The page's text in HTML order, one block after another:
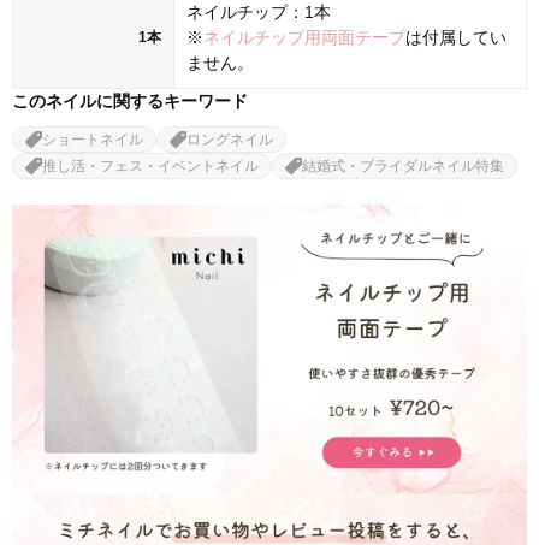
1本
ネイルチップ：1本
※ネイルチップ用両面テープは付属してい
ません。
このネイルに関するキーワード
ショートネイル
ロングネイル
推し活・フェス・イベントネイル
結婚式・ブライダルネイル特集